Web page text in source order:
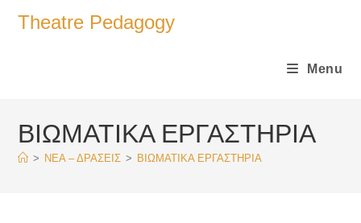
Theatre Pedagogy
Menu
ΒΙΩΜΑΤΙΚΑ ΕΡΓΑΣΤΗΡΙΑ
> ΝΕΑ – ΔΡΑΣΕΙΣ > ΒΙΩΜΑΤΙΚΑ ΕΡΓΑΣΤΗΡΙΑ